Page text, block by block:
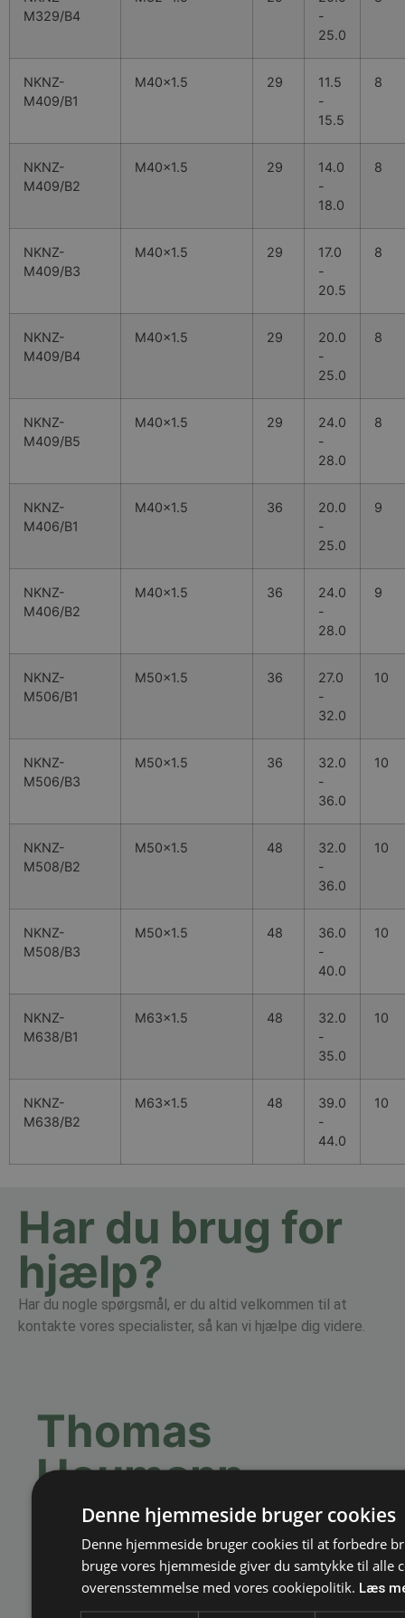
M329/B4
-
25.0
NKNZ-
M409/B1
M40x1.5 29
11.5
-
15.5
8
NKNZ-
M409/B2
M40x1.5 29
14.0
-
18.0
8
NKNZ-
M409/B3
M40x1.5 29
17.0
-
20.5
8
NKNZ-
M409/B4
M40x1.5 29
20.0
-
25.0
8
NKNZ-
M409/B5
M40x1.5 29
24.0
-
28.0
8
NKNZ-
M406/B1
M40x1.5 36
20.0
-
25.0
9
NKNZ-
M406/B2
M40x1.5 36
24.0
-
28.0
9
NKNZ-
M506/B1
M50x1.5 36
27.0
-
32.0
10
NKNZ-
M506/B3
M50x1.5 36
32.0
-
36.0
10
NKNZ-
M508/B2
M50x1.5 48
32.0
-
36.0
10
NKNZ-
M508/B3
M50x1.5 48
36.0
-
40.0
10
NKNZ-
M638/B1
M63x1.5 48
32.0
-
35.0
10
NKNZ-
M638/B2
M63x1.5 48
39.0
-
44.0
10
Har du brug for
hjælp?
Har du nogle spørgsmål, er du altid velkommen til at
kontakte vores specialister, så kan vi hjælpe dig videre.
Thomas
Houmann
Salgschef
thomas@bagger-nielsen.dk
+45 70 20 76 33
Denne hjemmeside bruger cookies
Denne hjemmeside bruger cookies til at forbedre
bruge vores hjemmeside giver du samtykke til alle
overensstemmelse med vores cookiepolitik. Læs